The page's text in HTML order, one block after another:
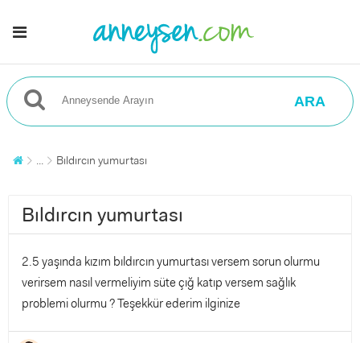
ARA
... Bıldırcın yumurtası
Bıldırcın yumurtası
2.5 yaşında kızım bıldırcın yumurtası versem sorun olurmu
verirsem nasıl vermeliyim süte çığ katıp versem sağlık
problemi olurmu ? Teşekkür ederim ilginize